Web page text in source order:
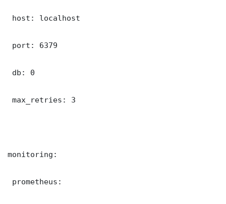
host: localhost
port: 6379
db: 0
max_retries: 3
monitoring:
prometheus: